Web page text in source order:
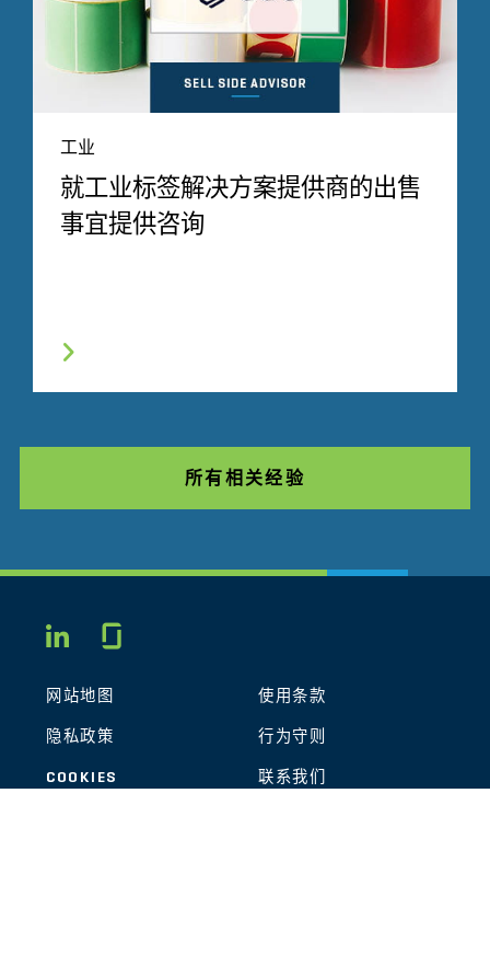
工业
就工业标签解决方案提供商的出售
事宜提供咨询
所有相关经验
LINKEDIN
网站地图 使用条款
隐私政策 行为守则
COOKIES 联系我们